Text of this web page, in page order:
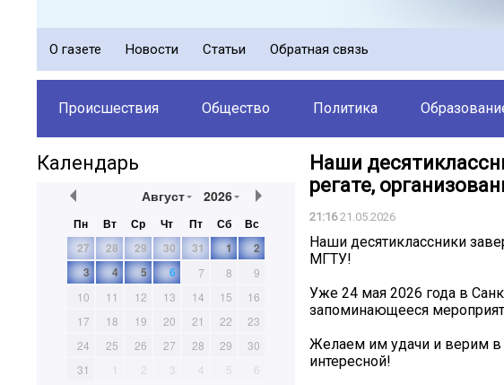
О газете Новости Статьи Обратная связь
Происшествия Общество Политика
Календарь
Август 2026
Пн Вт Ср Чт Пт Сб
Вс
27
28 29 30 31 1
2
3
4 5 6 7 8
9
10
11 12 13 14 15
16
17
18 19 20 21 22
23
24
25 26 27 28 29
30
31
1 2 3 4 5 6
Наши
регате,
21:1621.05.2026
Наши десятиклассники
МГТУ!
Уже 24 мая 2026 года в
запоминающееся
Желаем им удачи и верим в
интересной!